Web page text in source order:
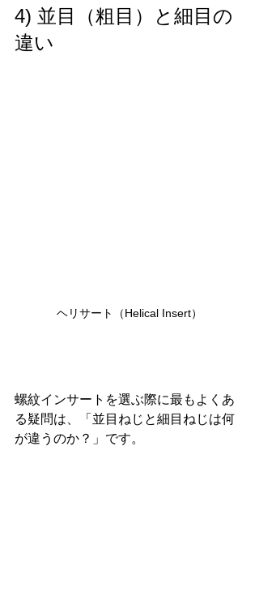
4) 並目（粗目）と細目の
違い
ヘリサート（Helical Insert）
螺紋インサートを選ぶ際に最もよくあ
る疑問は、「並目ねじと細目ねじは何
が違うのか？」です。